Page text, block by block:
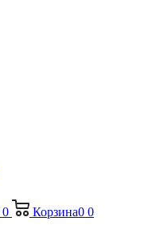
0 Корзина0 0